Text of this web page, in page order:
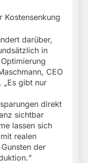
Kostensenkung
darüber,
in
CEO
„Es gibt nur
direkt
sichtbar
lassen sich
realen
der